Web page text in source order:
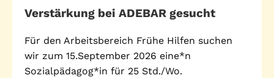
Verstärkung bei ADEBAR gesucht
Für den Arbeitsbereich Frühe Hilfen suchen
wir zum 15.September 2026 eine*n
Sozialpädagog*in für 25 Std./Wo.